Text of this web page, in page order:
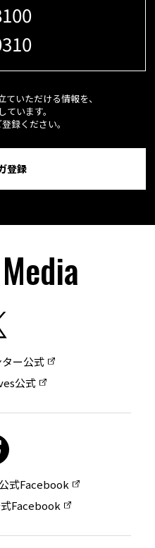
いただける情報を、
ています。
録ください。
登録
ー公式
公式
式Facebook
Facebook